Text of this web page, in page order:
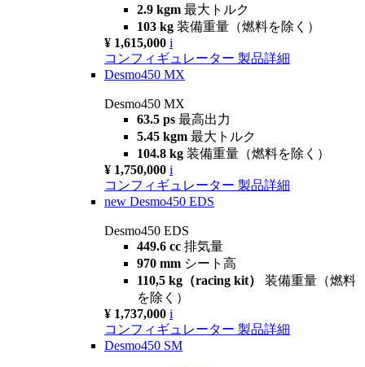
2.9 kgm 最大トルク
103 kg 装備重量（燃料を除く）
¥ 1,615,000 i
コンフィギュレーター 製品詳細
Desmo450 MX
Desmo450 MX
63.5 ps 最高出力
5.45 kgm 最大トルク
104.8 kg 装備重量（燃料を除く）
¥ 1,750,000 i
コンフィギュレーター 製品詳細
new Desmo450 EDS
Desmo450 EDS
449.6 cc 排気量
970 mm シート高
110,5 kg（racing kit） 装備重量（燃料
を除く）
¥ 1,737,000 i
コンフィギュレーター 製品詳細
Desmo450 SM